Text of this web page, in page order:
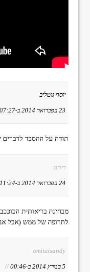
יוסף גוטליב
23 בפברואר 2014 ב-07:27
תודה על ההסבר לדברים
רותם
24 בפברואר 2014 ב-11:24
מבחינה בריאותית
לתרופה של ממש (אבל
amitaisandy
5 במרץ 2014 ב-00:46 //